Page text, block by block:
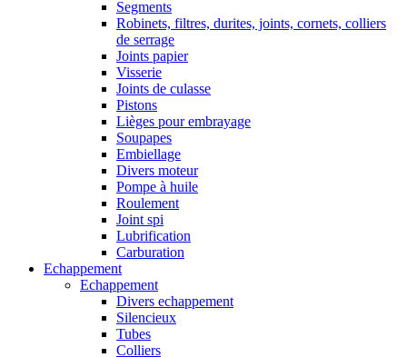
Segments
Robinets, filtres, durites, joints, cornets, colliers
de serrage
Joints papier
Visserie
Joints de culasse
Pistons
Lièges pour embrayage
Soupapes
Embiellage
Divers moteur
Pompe à huile
Roulement
Joint spi
Lubrification
Carburation
Echappement
Echappement
Divers echappement
Silencieux
Tubes
Colliers